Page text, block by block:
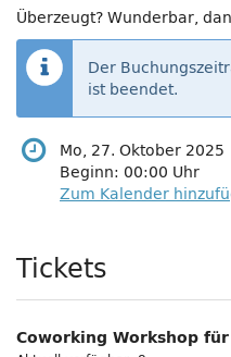
Überzeugt? Wunderbar,
Der
ist beendet.
Mo, 27. Oktober 2025
Beginn: 00:00 Uhr
Zum Kalender
Produkte
Tickets
Coworking Workshop